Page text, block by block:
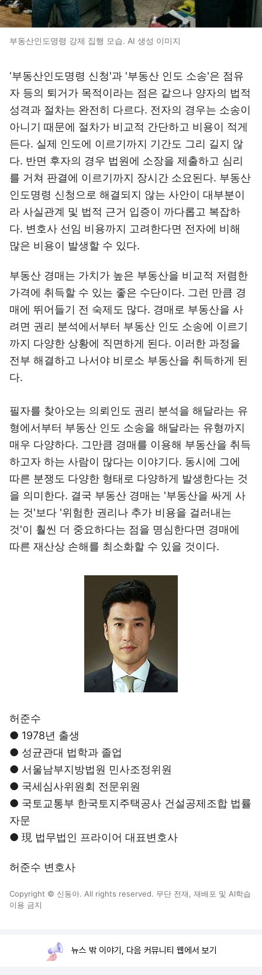
부동산인도명령 강제 집행 모습. AI 생성 이미지
‘부동산인도명령 신청'과 '부동산 인도 소송'은 점유
자 등의 퇴거가 목적이라는 점은 같으나 양자의 법적
성격과 절차는 완전히 다르다. 전자의 경우는 소송이
아니기 때문에 절차가 비교적 간단하고 비용이 적게
든다. 실제 인도에 이르기까지 기간도 그리 길지 않
다. 반면 후자의 경우 법원에 소장을 제출하고 심리
를 거쳐 판결에 이르기까지 장시간 소요된다. 부동산
인도명령 신청으로 해결되지 않는 사안이 대부분이
라 사실관계 및 법적 근거 입증이 까다롭고 복잡하
다. 변호사 선임 비용까지 고려한다면 전자에 비해
많은 비용이 발생할 수 있다.
부동산 경매는 가치가 높은 부동산을 비교적 저렴한
가격에 취득할 수 있는 좋은 수단이다. 그런 만큼 경
매에 뛰어들기 전 숙제도 많다. 경매로 부동산을 사
려면 권리 분석에서부터 부동산 인도 소송에 이르기
까지 다양한 상황에 직면하게 된다. 이러한 과정을
전부 해결하고 나서야 비로소 부동산을 취득하게 된
다.
필자를 찾아오는 의뢰인도 권리 분석을 해달라는 유
형에서부터 부동산 인도 소송을 해달라는 유형까지
매우 다양하다. 그만큼 경매를 이용해 부동산을 취득
하고자 하는 사람이 많다는 이야기다. 동시에 그에
따른 분쟁도 다양한 형태로 다양하게 발생한다는 것
을 의미한다. 결국 부동산 경매는 '부동산을 싸게 사
는 것'보다 '위험한 권리나 추가 비용을 걸러내는
것'이 훨씬 더 중요하다는 점을 명심한다면 경매에
따른 재산상 손해를 최소화할 수 있을 것이다.
허준수
● 1978년 출생
● 성균관대 법학과 졸업
● 서울남부지방법원 민사조정위원
● 국세심사위원회 전문위원
● 국토교통부 한국토지주택공사 건설공제조합 법률
자문
● 現 법무법인 프라이어 대표변호사
허준수 변호사
Copyright © 신동아. All rights reserved. 무단 전재, 재배포 및 AI학습
이용 금지
뉴스 밖 이야기, 다음 커뮤니티 웹에서 보기